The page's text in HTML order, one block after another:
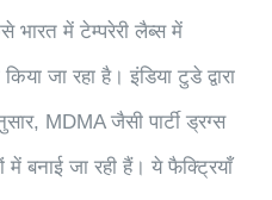
भारत में टेम्परेरी लैब्स में
जा रहा है। इंडिया टुडे द्वारा
MDMA जैसी पार्टी ड्रग्स
में बनाई जा रही हैं। ये फैक्ट्रियाँ